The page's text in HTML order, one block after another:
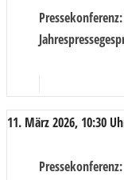
Pressekonferenz
11. März 2026, 10:30
Pressekonferenz